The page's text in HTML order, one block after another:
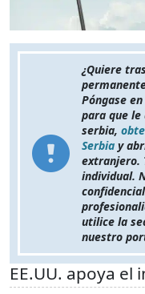
¿Quiere
Póngase
para que
serbia,
Serbia y
extranjero.
individual.
utilice la
nuestro
EE.UU. apoya el